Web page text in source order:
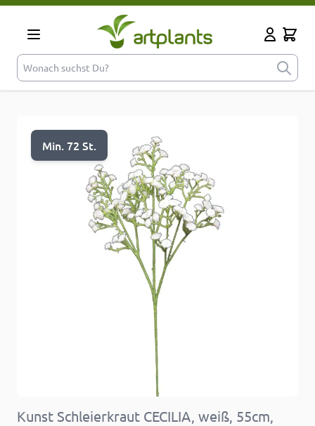
Zum Inhalt springen
Cart
Min. 72 St.
Kunst Schleierkraut CECILIA, weiß, 55cm,